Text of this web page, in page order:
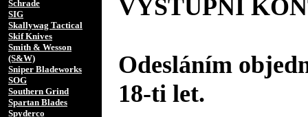
Schrade
SIG
Skallywag Tactical
Skif Knives
Smith & Wesson
(S&W)
Sniper Bladeworks
SOG
Southern Grind
Spartan Blades
Spyderco
VÝSTUPNÍ
Odesláním
18-ti let.